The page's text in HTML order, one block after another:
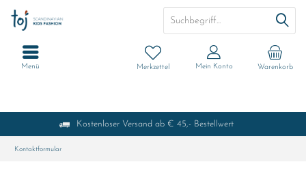
Kostenloser Versand ab € 45,- Bestellwert
Warenkorb
Merkzettel Mein Konto
Menü
Kontaktformular